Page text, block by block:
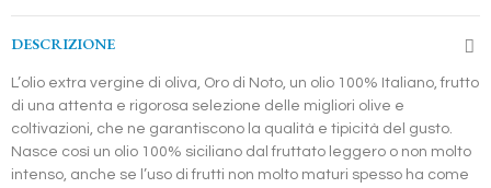
DESCRIZIONE
L’olio extra vergine di oliva, Oro di Noto, un olio 100% Italiano, frutto
di una attenta e rigorosa selezione delle migliori olive e
coltivazioni, che ne garantiscono la qualità e tipicità del gusto.
Nasce così un olio 100% siciliano dal fruttato leggero o non molto
intenso, anche se l’uso di frutti non molto maturi spesso ha come